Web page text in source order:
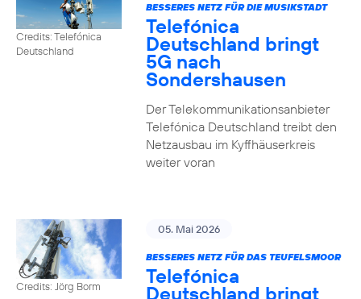
Credits: Telefónica
Deutschland
BESSERES NETZ FÜR DIE MUSIKSTADT
Telefónica
Deutschland bringt
5G nach
Sondershausen
Der Telekommunikationsanbieter
Telefónica Deutschland treibt den
Netzausbau im Kyffhäuserkreis
weiter voran
Credits: Jörg Borm
05. Mai 2026
BESSERES NETZ FÜR DAS TEUFELSMOOR
Telefónica
Deutschland bringt